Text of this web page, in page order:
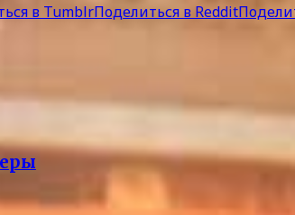
в TumblrПоделиться в Reddit